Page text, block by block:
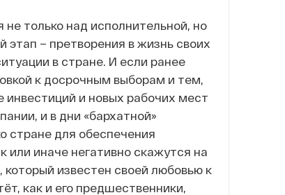
только над исполнительной, но
– претворения в жизнь своих
в стране. И если ранее
к досрочным выборам и тем,
инвестиций и новых рабочих мест
и в дни «бархатной»
стране для обеспечения
иначе негативно скажутся на
известен своей любовью к
как и его предшественники,